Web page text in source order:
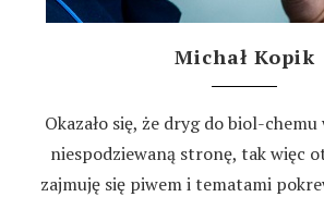
Michał Kopik
Okazało się, że dryg do biol-chemu
niespodziewaną stronę, tak więc
zajmuję się piwem i tematami